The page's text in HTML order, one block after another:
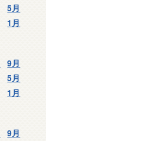
5月
1月
9月
5月
1月
9月